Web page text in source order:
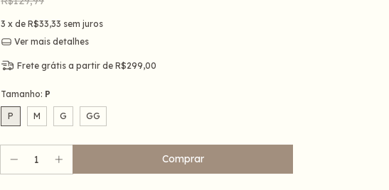
3 x de R$33,33 sem juros
Ver mais detalhes
Frete grátis a partir de R$299,00
Tamanho: P
P M G GG